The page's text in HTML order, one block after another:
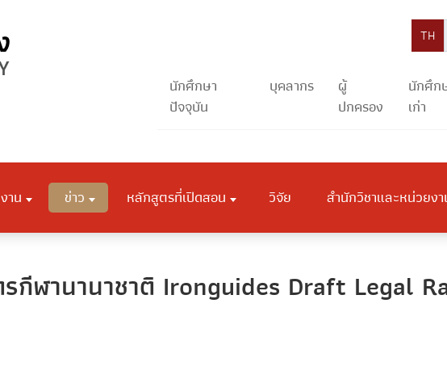
TH
นักศึกษา
ปัจจุบัน
บุคลากร
ผู้
ปกครอง
นักศึก
เก่า
าน ข่าว หลักสูตรที่เปิดสอน วิจัย สำนักวิชาและหน่วยง
กีฬานานาชาติ Ironguides Draft Legal